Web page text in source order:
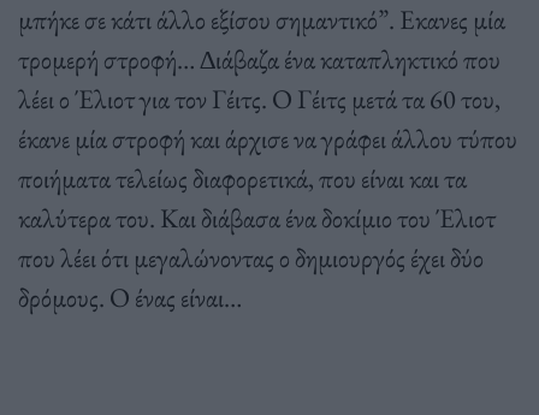
µπήκε σε κάτι άλλο εξίσου σηµαντικό”. Εκανες µία
τροµερή στροφή… ∆ιάβαζα ένα καταπληκτικό που
λέει ο Έλιοτ για τον Γέιτς. Ο Γέιτς µετά τα 60 του,
έκανε µία στροφή και άρχισε να γράφει άλλου τύπου
ποιήµατα τελείως διαφορετικά, που είναι και τα
καλύτερα του. Και διάβασα ένα δοκίµιο του Έλιοτ
που λέει ότι µεγαλώνοντας ο δηµιουργός έχει δύο
δρόµους. Ο ένας είναι…